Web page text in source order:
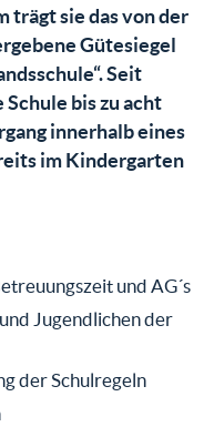
trägt sie das von der
Gütesiegel
Seit
bis zu acht
innerhalb eines
im Kindergarten
und AG´s
Jugendlichen der
der Schulregeln